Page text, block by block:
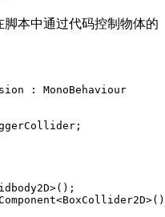
本中通过代码控制物体的
:
MonoBehaviour
;
>( ) ;
<BoxCollider2D>( )